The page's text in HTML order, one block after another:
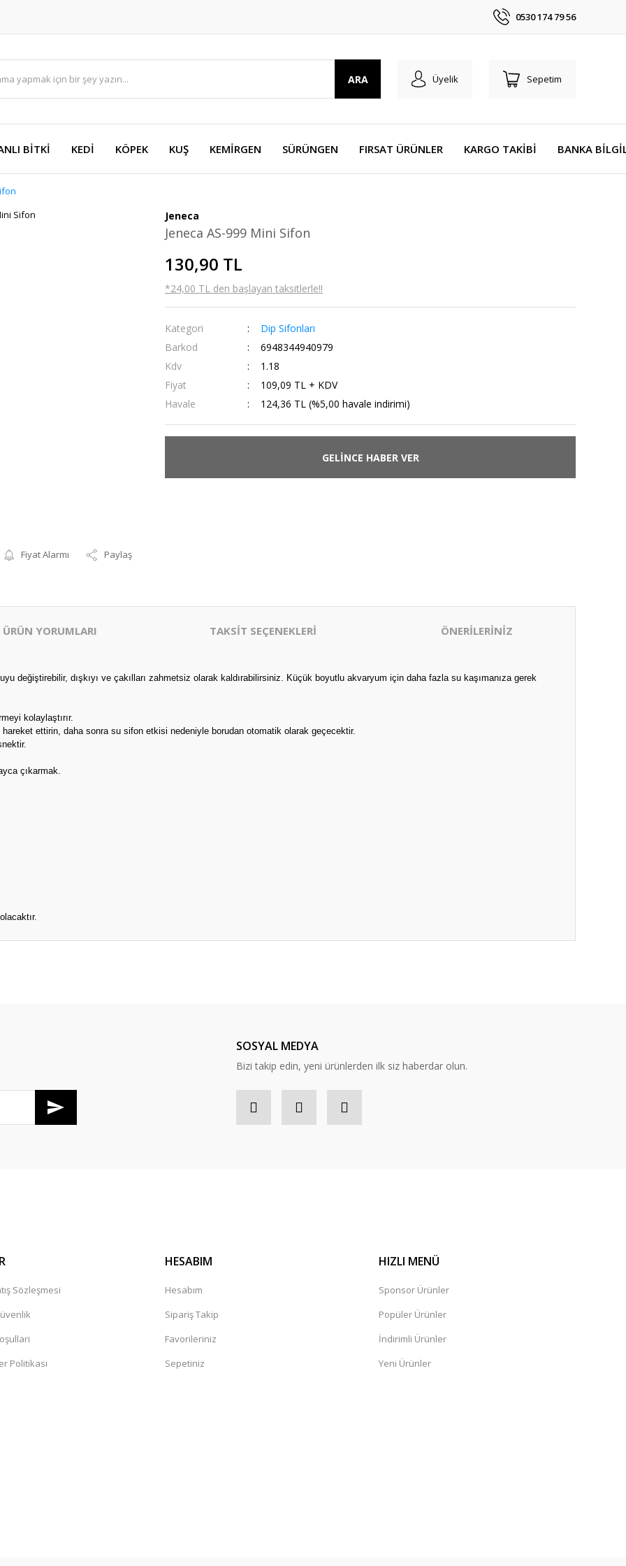
0530 174 79 56
ARA Üyelik Sepetim
BİTKİ KEDİ KÖPEK KUŞ KEMİRGEN SÜRÜNGEN FIRSAT ÜRÜNLER KARGO TAKİBİ BANKA
Fiyat Alarmı Paylaş
Jeneca
Jeneca AS-999 Mini Sifon
130,90 TL
*24,00 TL den başlayan taksitlerle!!
Kategori
Dip Sifonları
Barkod
6948344940979
Kdv
1.18
Fiyat
109,09 TL + KDV
Havale
124,36 TL (%5,00 havale indirimi)
GELİNCE HABER VER
ÜRÜN YORUMLARI TAKSİT SEÇENEKLERİ ÖNERİLERİNİZ
değiştirebilir, dışkıyı ve çakılları zahmetsiz olarak kaldırabilirsiniz. Küçük boyutlu akvaryum için daha fazla su kaşımanıza gerek
kolaylaştırır.
hareket ettirin, daha sonra su sifon etkisi nedeniyle borudan otomatik olarak geçecektir.
çıkarmak.
SOSYAL MEDYA
Bizi takip edin, yeni ürünlerden ilk siz haberdar olun.
Sözleşmesi
Politikası
HESABIM
Hesabım
Sipariş Takip
Favorileriniz
Sepetiniz
HIZLI MENÜ
Sponsor Ürünler
Popüler Ürünler
İndirimli Ürünler
Yeni Ürünler